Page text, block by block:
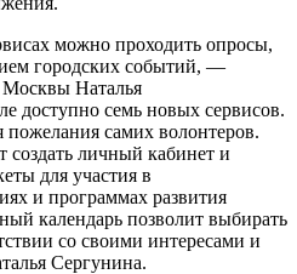
можно проходить опросы,
городских событий, —
Москвы Наталья
доступно семь новых сервисов.
самих волонтеров.
личный кабинет и
для участия в
и программах развития
календарь позволит выбирать
со своими интересами и
Сергунина.